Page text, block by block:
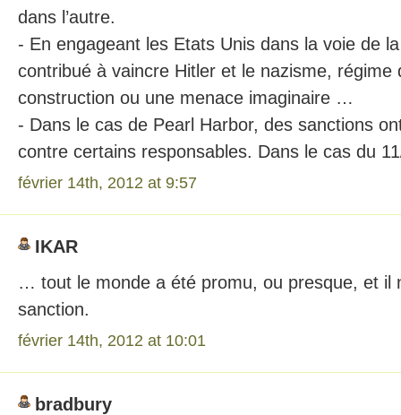
dans l’autre.
- En engageant les Etats Unis dans la voie de
contribué à vaincre Hitler et le nazisme, régime
construction ou une menace imaginaire …
- Dans le cas de Pearl Harbor, des sanctions
contre certains responsables. Dans le cas du
février 14th, 2012 at 9:57
IKAR
… tout le monde a été promu, ou presque, et il
sanction.
février 14th, 2012 at 10:01
bradbury